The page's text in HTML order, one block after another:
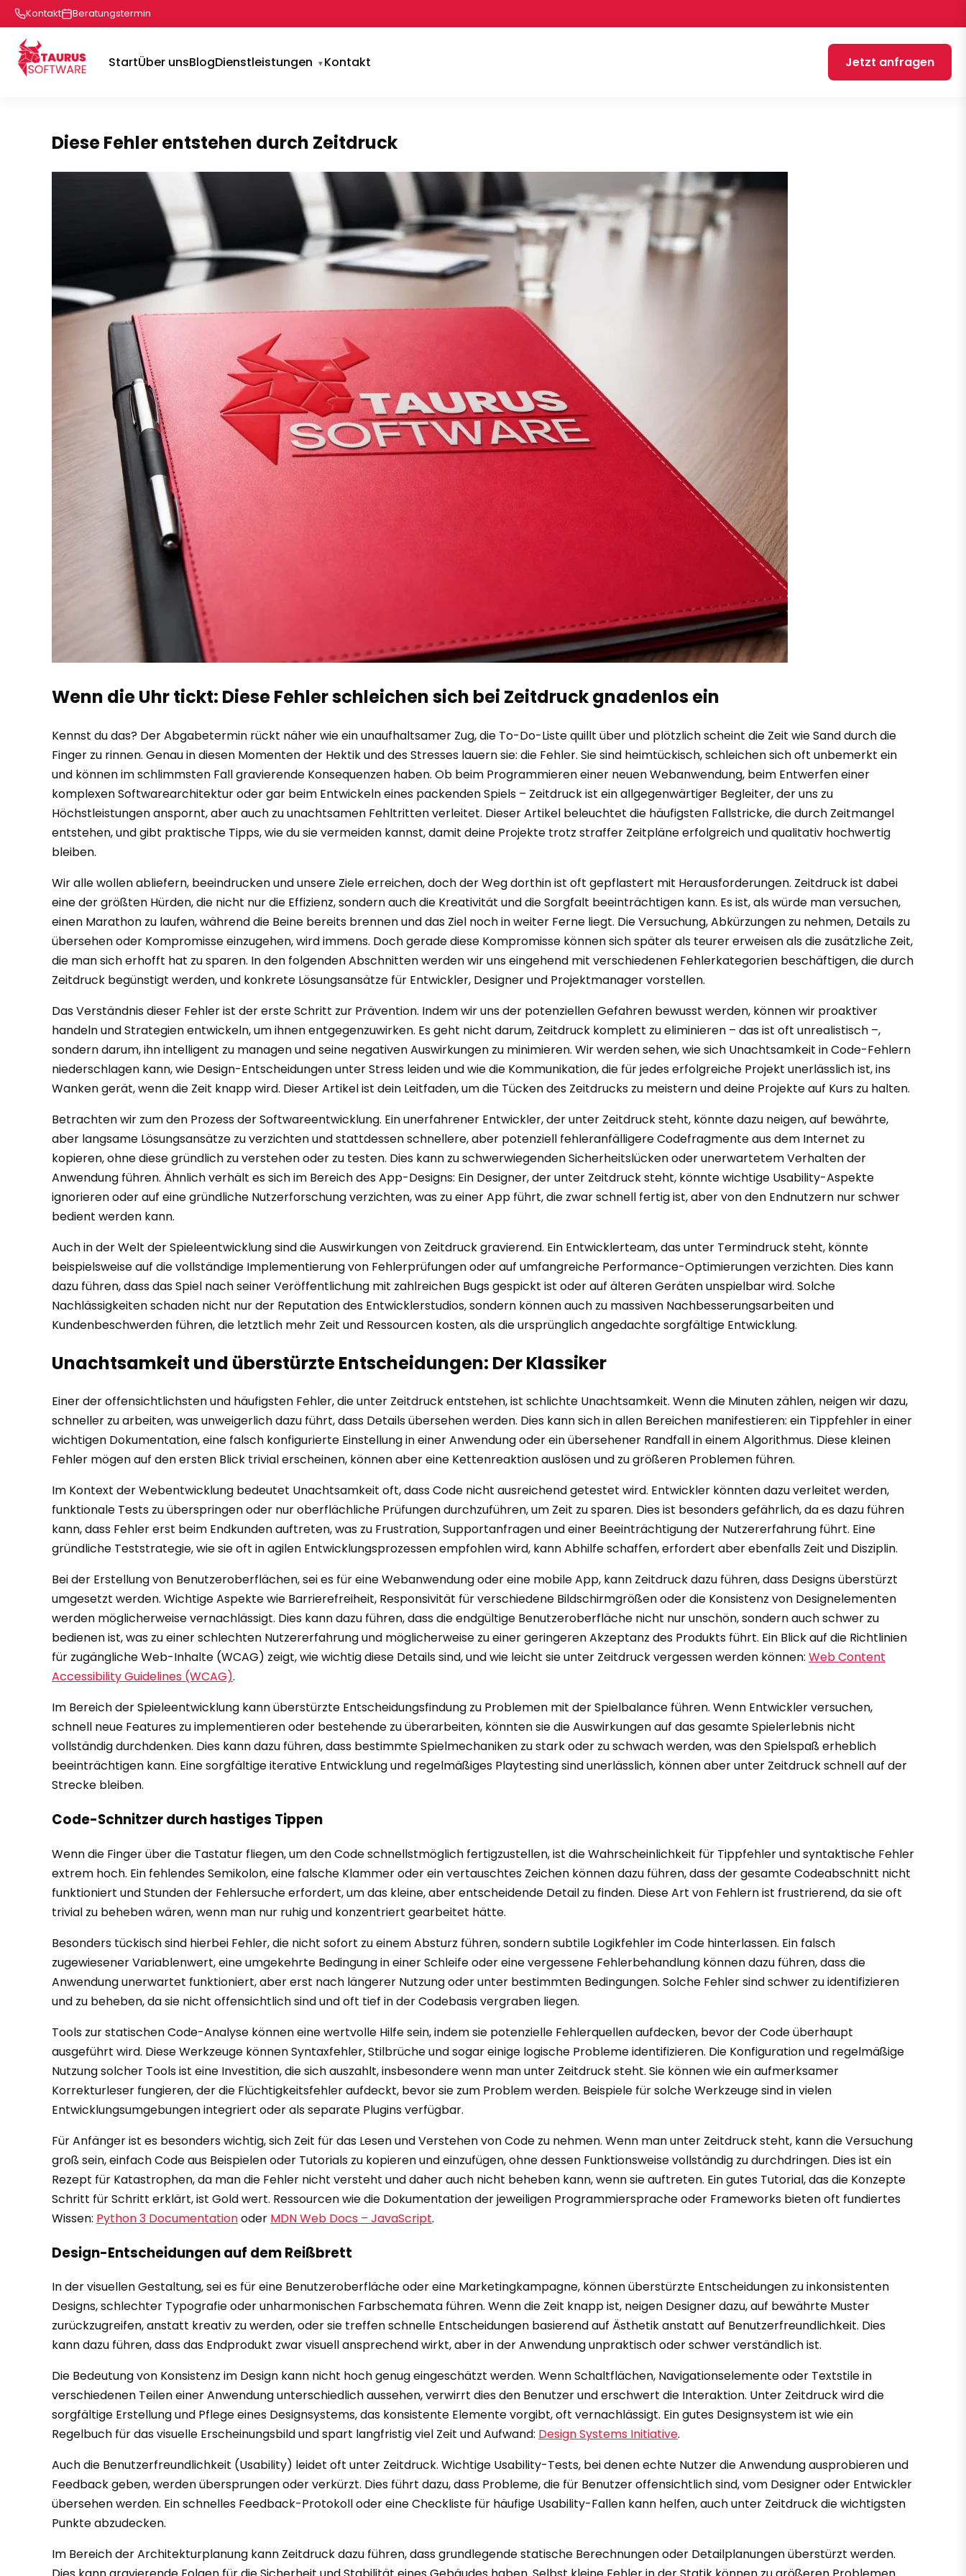
Kontakt Beratungstermin
StartÜber unsBlogDienstleistungen Kontakt Jetzt anfragen
Diese Fehler entstehen durch Zeitdruck
Wenn die Uhr tickt: Diese Fehler schleichen sich bei Zeitdruck gnadenlos ein
Kennst du das? Der Abgabetermin rückt näher wie ein unaufhaltsamer Zug, die To-Do-Liste quillt über und plötzlich scheint die Zeit wie Sand durch die
Finger zu rinnen. Genau in diesen Momenten der Hektik und des Stresses lauern sie: die Fehler. Sie sind heimtückisch, schleichen sich oft unbemerkt ein
und können im schlimmsten Fall gravierende Konsequenzen haben. Ob beim Programmieren einer neuen Webanwendung, beim Entwerfen einer
komplexen Softwarearchitektur oder gar beim Entwickeln eines packenden Spiels – Zeitdruck ist ein allgegenwärtiger Begleiter, der uns zu
Höchstleistungen anspornt, aber auch zu unachtsamen Fehltritten verleitet. Dieser Artikel beleuchtet die häufigsten Fallstricke, die durch Zeitmangel
entstehen, und gibt praktische Tipps, wie du sie vermeiden kannst, damit deine Projekte trotz straffer Zeitpläne erfolgreich und qualitativ hochwertig
bleiben.
Wir alle wollen abliefern, beeindrucken und unsere Ziele erreichen, doch der Weg dorthin ist oft gepflastert mit Herausforderungen. Zeitdruck ist dabei
eine der größten Hürden, die nicht nur die Effizienz, sondern auch die Kreativität und die Sorgfalt beeinträchtigen kann. Es ist, als würde man versuchen,
einen Marathon zu laufen, während die Beine bereits brennen und das Ziel noch in weiter Ferne liegt. Die Versuchung, Abkürzungen zu nehmen, Details zu
übersehen oder Kompromisse einzugehen, wird immens. Doch gerade diese Kompromisse können sich später als teurer erweisen als die zusätzliche Zeit,
die man sich erhofft hat zu sparen. In den folgenden Abschnitten werden wir uns eingehend mit verschiedenen Fehlerkategorien beschäftigen, die durch
Zeitdruck begünstigt werden, und konkrete Lösungsansätze für Entwickler, Designer und Projektmanager vorstellen.
Das Verständnis dieser Fehler ist der erste Schritt zur Prävention. Indem wir uns der potenziellen Gefahren bewusst werden, können wir proaktiver
handeln und Strategien entwickeln, um ihnen entgegenzuwirken. Es geht nicht darum, Zeitdruck komplett zu eliminieren – das ist oft unrealistisch –,
sondern darum, ihn intelligent zu managen und seine negativen Auswirkungen zu minimieren. Wir werden sehen, wie sich Unachtsamkeit in Code-Fehlern
niederschlagen kann, wie Design-Entscheidungen unter Stress leiden und wie die Kommunikation, die für jedes erfolgreiche Projekt unerlässlich ist, ins
Wanken gerät, wenn die Zeit knapp wird. Dieser Artikel ist dein Leitfaden, um die Tücken des Zeitdrucks zu meistern und deine Projekte auf Kurs zu halten.
Betrachten wir zum den Prozess der Softwareentwicklung. Ein unerfahrener Entwickler, der unter Zeitdruck steht, könnte dazu neigen, auf bewährte,
aber langsame Lösungsansätze zu verzichten und stattdessen schnellere, aber potenziell fehleranfälligere Codefragmente aus dem Internet zu
kopieren, ohne diese gründlich zu verstehen oder zu testen. Dies kann zu schwerwiegenden Sicherheitslücken oder unerwartetem Verhalten der
Anwendung führen. Ähnlich verhält es sich im Bereich des App-Designs: Ein Designer, der unter Zeitdruck steht, könnte wichtige Usability-Aspekte
ignorieren oder auf eine gründliche Nutzerforschung verzichten, was zu einer App führt, die zwar schnell fertig ist, aber von den Endnutzern nur schwer
bedient werden kann.
Auch in der Welt der Spieleentwicklung sind die Auswirkungen von Zeitdruck gravierend. Ein Entwicklerteam, das unter Termindruck steht, könnte
beispielsweise auf die vollständige Implementierung von Fehlerprüfungen oder auf umfangreiche Performance-Optimierungen verzichten. Dies kann
dazu führen, dass das Spiel nach seiner Veröffentlichung mit zahlreichen Bugs gespickt ist oder auf älteren Geräten unspielbar wird. Solche
Nachlässigkeiten schaden nicht nur der Reputation des Entwicklerstudios, sondern können auch zu massiven Nachbesserungsarbeiten und
Kundenbeschwerden führen, die letztlich mehr Zeit und Ressourcen kosten, als die ursprünglich angedachte sorgfältige Entwicklung.
Unachtsamkeit und überstürzte Entscheidungen: Der Klassiker
Einer der offensichtlichsten und häufigsten Fehler, die unter Zeitdruck entstehen, ist schlichte Unachtsamkeit. Wenn die Minuten zählen, neigen wir dazu,
schneller zu arbeiten, was unweigerlich dazu führt, dass Details übersehen werden. Dies kann sich in allen Bereichen manifestieren: ein Tippfehler in einer
wichtigen Dokumentation, eine falsch konfigurierte Einstellung in einer Anwendung oder ein übersehener Randfall in einem Algorithmus. Diese kleinen
Fehler mögen auf den ersten Blick trivial erscheinen, können aber eine Kettenreaktion auslösen und zu größeren Problemen führen.
Im Kontext der Webentwicklung bedeutet Unachtsamkeit oft, dass Code nicht ausreichend getestet wird. Entwickler könnten dazu verleitet werden,
funktionale Tests zu überspringen oder nur oberflächliche Prüfungen durchzuführen, um Zeit zu sparen. Dies ist besonders gefährlich, da es dazu führen
kann, dass Fehler erst beim Endkunden auftreten, was zu Frustration, Supportanfragen und einer Beeinträchtigung der Nutzererfahrung führt. Eine
gründliche Teststrategie, wie sie oft in agilen Entwicklungsprozessen empfohlen wird, kann Abhilfe schaffen, erfordert aber ebenfalls Zeit und Disziplin.
Bei der Erstellung von Benutzeroberflächen, sei es für eine Webanwendung oder eine mobile App, kann Zeitdruck dazu führen, dass Designs überstürzt
umgesetzt werden. Wichtige Aspekte wie Barrierefreiheit, Responsivität für verschiedene Bildschirmgrößen oder die Konsistenz von Designelementen
werden möglicherweise vernachlässigt. Dies kann dazu führen, dass die endgültige Benutzeroberfläche nicht nur unschön, sondern auch schwer zu
bedienen ist, was zu einer schlechten Nutzererfahrung und möglicherweise zu einer geringeren Akzeptanz des Produkts führt. Ein Blick auf die Richtlinien
für zugängliche Web-Inhalte (WCAG) zeigt, wie wichtig diese Details sind, und wie leicht sie unter Zeitdruck vergessen werden können: Web Content
Accessibility Guidelines (WCAG).
Im Bereich der Spieleentwicklung kann überstürzte Entscheidungsfindung zu Problemen mit der Spielbalance führen. Wenn Entwickler versuchen,
schnell neue Features zu implementieren oder bestehende zu überarbeiten, könnten sie die Auswirkungen auf das gesamte Spielerlebnis nicht
vollständig durchdenken. Dies kann dazu führen, dass bestimmte Spielmechaniken zu stark oder zu schwach werden, was den Spielspaß erheblich
beeinträchtigen kann. Eine sorgfältige iterative Entwicklung und regelmäßiges Playtesting sind unerlässlich, können aber unter Zeitdruck schnell auf der
Strecke bleiben.
Code-Schnitzer durch hastiges Tippen
Wenn die Finger über die Tastatur fliegen, um den Code schnellstmöglich fertigzustellen, ist die Wahrscheinlichkeit für Tippfehler und syntaktische Fehler
extrem hoch. Ein fehlendes Semikolon, eine falsche Klammer oder ein vertauschtes Zeichen können dazu führen, dass der gesamte Codeabschnitt nicht
funktioniert und Stunden der Fehlersuche erfordert, um das kleine, aber entscheidende Detail zu finden. Diese Art von Fehlern ist frustrierend, da sie oft
trivial zu beheben wären, wenn man nur ruhig und konzentriert gearbeitet hätte.
Besonders tückisch sind hierbei Fehler, die nicht sofort zu einem Absturz führen, sondern subtile Logikfehler im Code hinterlassen. Ein falsch
zugewiesener Variablenwert, eine umgekehrte Bedingung in einer Schleife oder eine vergessene Fehlerbehandlung können dazu führen, dass die
Anwendung unerwartet funktioniert, aber erst nach längerer Nutzung oder unter bestimmten Bedingungen. Solche Fehler sind schwer zu identifizieren
und zu beheben, da sie nicht offensichtlich sind und oft tief in der Codebasis vergraben liegen.
Tools zur statischen Code-Analyse können eine wertvolle Hilfe sein, indem sie potenzielle Fehlerquellen aufdecken, bevor der Code überhaupt
ausgeführt wird. Diese Werkzeuge können Syntaxfehler, Stilbrüche und sogar einige logische Probleme identifizieren. Die Konfiguration und regelmäßige
Nutzung solcher Tools ist eine Investition, die sich auszahlt, insbesondere wenn man unter Zeitdruck steht. Sie können wie ein aufmerksamer
Korrekturleser fungieren, der die Flüchtigkeitsfehler aufdeckt, bevor sie zum Problem werden. Beispiele für solche Werkzeuge sind in vielen
Entwicklungsumgebungen integriert oder als separate Plugins verfügbar.
Für Anfänger ist es besonders wichtig, sich Zeit für das Lesen und Verstehen von Code zu nehmen. Wenn man unter Zeitdruck steht, kann die Versuchung
groß sein, einfach Code aus Beispielen oder Tutorials zu kopieren und einzufügen, ohne dessen Funktionsweise vollständig zu durchdringen. Dies ist ein
Rezept für Katastrophen, da man die Fehler nicht versteht und daher auch nicht beheben kann, wenn sie auftreten. Ein gutes Tutorial, das die Konzepte
Schritt für Schritt erklärt, ist Gold wert. Ressourcen wie die Dokumentation der jeweiligen Programmiersprache oder Frameworks bieten oft fundiertes
Wissen: Python 3 Documentationoder MDN Web Docs – JavaScript.
Design-Entscheidungen auf dem Reißbrett
In der visuellen Gestaltung, sei es für eine Benutzeroberfläche oder eine Marketingkampagne, können überstürzte Entscheidungen zu inkonsistenten
Designs, schlechter Typografie oder unharmonischen Farbschemata führen. Wenn die Zeit knapp ist, neigen Designer dazu, auf bewährte Muster
zurückzugreifen, anstatt kreativ zu werden, oder sie treffen schnelle Entscheidungen basierend auf Ästhetik anstatt auf Benutzerfreundlichkeit. Dies
kann dazu führen, dass das Endprodukt zwar visuell ansprechend wirkt, aber in der Anwendung unpraktisch oder schwer verständlich ist.
Die Bedeutung von Konsistenz im Design kann nicht hoch genug eingeschätzt werden. Wenn Schaltflächen, Navigationselemente oder Textstile in
verschiedenen Teilen einer Anwendung unterschiedlich aussehen, verwirrt dies den Benutzer und erschwert die Interaktion. Unter Zeitdruck wird die
sorgfältige Erstellung und Pflege eines Designsystems, das konsistente Elemente vorgibt, oft vernachlässigt. Ein gutes Designsystem ist wie ein
Regelbuch für das visuelle Erscheinungsbild und spart langfristig viel Zeit und Aufwand: Design Systems Initiative.
Auch die Benutzerfreundlichkeit (Usability) leidet oft unter Zeitdruck. Wichtige Usability-Tests, bei denen echte Nutzer die Anwendung ausprobieren und
Feedback geben, werden übersprungen oder verkürzt. Dies führt dazu, dass Probleme, die für Benutzer offensichtlich sind, vom Designer oder Entwickler
übersehen werden. Ein schnelles Feedback-Protokoll oder eine Checkliste für häufige Usability-Fallen kann helfen, auch unter Zeitdruck die wichtigsten
Punkte abzudecken.
Im Bereich der Architekturplanung kann Zeitdruck dazu führen, dass grundlegende statische Berechnungen oder Detailplanungen überstürzt werden.